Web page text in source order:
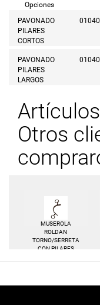
Opciones
PAVONADO
PILARES
CORTOS
PAVONADO
PILARES
LARGOS
Otros
MUSEROLA
ROLDAN
TORNO/SERRETA
CON PILARES